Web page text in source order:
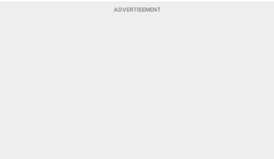
ADVERTISEMENT